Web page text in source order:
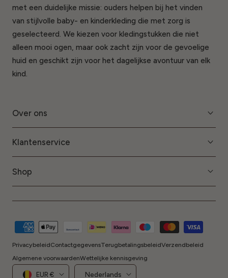
met een duidelijke missie: ouders helpen bij het vinden
van stijlvolle baby- en kinderkleding die met zorg is
geselecteerd. We kiezen voor kledingstukken die niet
alleen mooi ogen, maar ook zacht zijn voor de gevoelige
huid en geschikt zijn voor het dagelijkse avontuur van elk
kind.
Over ons
Klantenservice
Shop
Land/regio
EUR €
Taal
Nederlands
Betaalmethoden
PrivacybeleidContactgegevensTerugbetalingsbeleidVerzendbeleid
Algemene voorwaardenWettelijke kennisgeving